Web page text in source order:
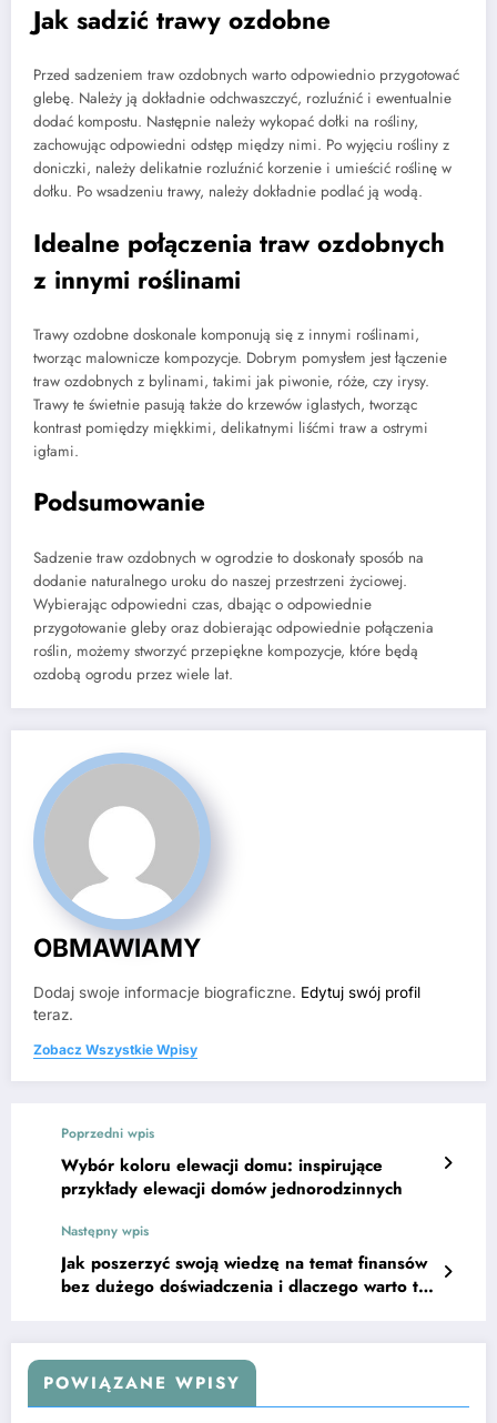
Jak sadzić trawy ozdobne
Przed sadzeniem traw ozdobnych warto odpowiednio przygotować
glebę. Należy ją dokładnie odchwaszczyć, rozluźnić i ewentualnie
dodać kompostu. Następnie należy wykopać dołki na rośliny,
zachowując odpowiedni odstęp między nimi. Po wyjęciu rośliny z
doniczki, należy delikatnie rozluźnić korzenie i umieścić roślinę w
dołku. Po wsadzeniu trawy, należy dokładnie podlać ją wodą.
Idealne połączenia traw ozdobnych
z innymi roślinami
Trawy ozdobne doskonale komponują się z innymi roślinami,
tworząc malownicze kompozycje. Dobrym pomysłem jest łączenie
traw ozdobnych z bylinami, takimi jak piwonie, róże, czy irysy.
Trawy te świetnie pasują także do krzewów iglastych, tworząc
kontrast pomiędzy miękkimi, delikatnymi liśćmi traw a ostrymi
igłami.
Podsumowanie
Sadzenie traw ozdobnych w ogrodzie to doskonały sposób na
dodanie naturalnego uroku do naszej przestrzeni życiowej.
Wybierając odpowiedni czas, dbając o odpowiednie
przygotowanie gleby oraz dobierając odpowiednie połączenia
roślin, możemy stworzyć przepiękne kompozycje, które będą
ozdobą ogrodu przez wiele lat.
OBMAWIAMY
Dodaj swoje informacje biograficzne. Edytuj swój profil
teraz.
Zobacz Wszystkie Wpisy
Poprzedni wpis
Wybór koloru elewacji domu: inspirujące
przykłady elewacji domów jednorodzinnych
Następny wpis
Jak poszerzyć swoją wiedzę na temat finansów
bez dużego doświadczenia i dlaczego warto to
POWIĄZANE WPISY